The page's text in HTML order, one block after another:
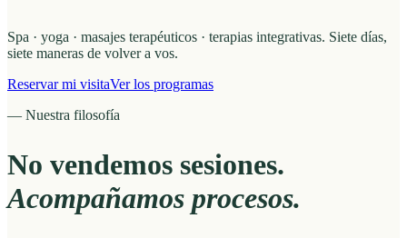
Spa · yoga · masajes terapéuticos · terapias integrativas. Siete días,
siete maneras de volver a vos.
Reservar mi visitaVer los programas
— Nuestra filosofía
No vendemos sesiones.
Acompañamos procesos.